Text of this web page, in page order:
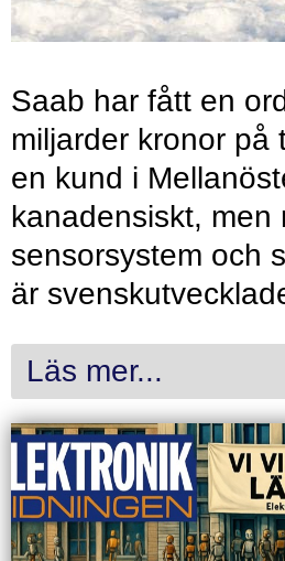
Saab har fått en
miljarder kronor på
en kund i
kanadensiskt, men
sensorsystem och
är
Läs mer...